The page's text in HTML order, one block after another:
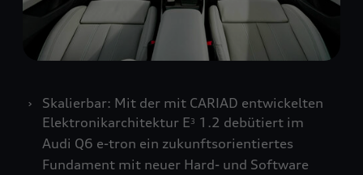
Skalierbar: Mit der mit CARIAD entwickelten
Elektronikarchitektur E3
1.2 debütiert im
Audi Q6 e-tron ein zukunftsorientiertes
Fundament mit neuer Hard- und Software